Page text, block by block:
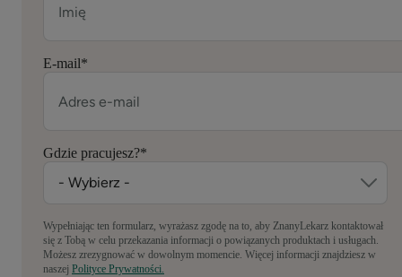
E-mail*
Gdzie pracujesz?*
Wypełniając ten formularz, wyrażasz zgodę na to, aby ZnanyLekarz kontaktował
się z Tobą w celu przekazania informacji o powiązanych produktach i usługach.
Możesz zrezygnować w dowolnym momencie. Więcej informacji znajdziesz w
naszej Polityce Prywatności.